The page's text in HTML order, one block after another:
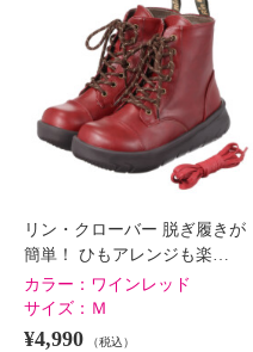
リン・クローバー 脱ぎ履きが
簡単！ ひもアレンジも楽…
カラー： ワインレッド
サイズ： Ｍ
¥4,990 （税込）